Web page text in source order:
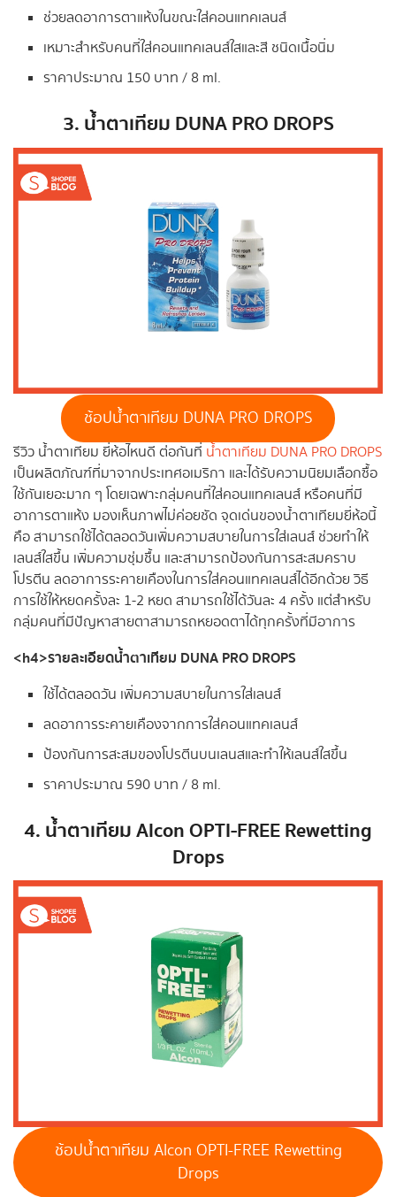
ช่วยลดอาการตาแห้งในขณะใส่คอนแทคเลนส์
เหมาะสำหรับคนที่ใส่คอนแทคเลนส์ใสและสี ชนิดเนื้อนิ่ม
ราคาประมาณ 150 บาท / 8 ml.
3. น้ำตาเทียม DUNA PRO DROPS
ช้อปน้ำตาเทียม DUNA PRO DROPS
รีวิว น้ำตาเทียม ยี่ห้อไหนดี ต่อกันที่ น้ำตาเทียม DUNA PRO DROPS
เป็นผลิตภัณฑ์ที่มาจากประเทศอเมริกา และได้รับความนิยมเลือกซื้อ
ใช้กันเยอะมาก ๆ โดยเฉพาะกลุ่มคนที่ใส่คอนแทคเลนส์ หรือคนที่มี
อาการตาแห้ง มองเห็นภาพไม่ค่อยชัด จุดเด่นของน้ำตาเทียมยี่ห้อนี้
คือ สามารถใช้ได้ตลอดวันเพิ่มความสบายในการใส่เลนส์ ช่วยทำให้
เลนส์ใสขึ้น เพิ่มความชุ่มชื้น และสามารถป้องกันการสะสมคราบ
โปรตีน ลดอาการระคายเคืองในการใส่คอนแทคเลนส์ได้อีกด้วย วิธี
การใช้ให้หยดครั้งละ 1-2 หยด สามารถใช้ได้วันละ 4 ครั้ง แต่สำหรับ
กลุ่มคนที่มีปัญหาสายตาสามารถหยอดตาได้ทุกครั้งที่มีอาการ
<h4>รายละเอียดน้ำตาเทียม DUNA PRO DROPS
ใช้ได้ตลอดวัน เพิ่มความสบายในการใส่เลนส์
ลดอาการระคายเคืองจากการใส่คอนแทคเลนส์
ป้องกันการสะสมของโปรตีนบนเลนสและทำให้เลนส์ใสขึ้น
ราคาประมาณ 590 บาท / 8 ml.
4. น้ำตาเทียม Alcon OPTI-FREE Rewetting
Drops
ช้อปน้ำตาเทียม Alcon OPTI-FREE Rewetting
Drops